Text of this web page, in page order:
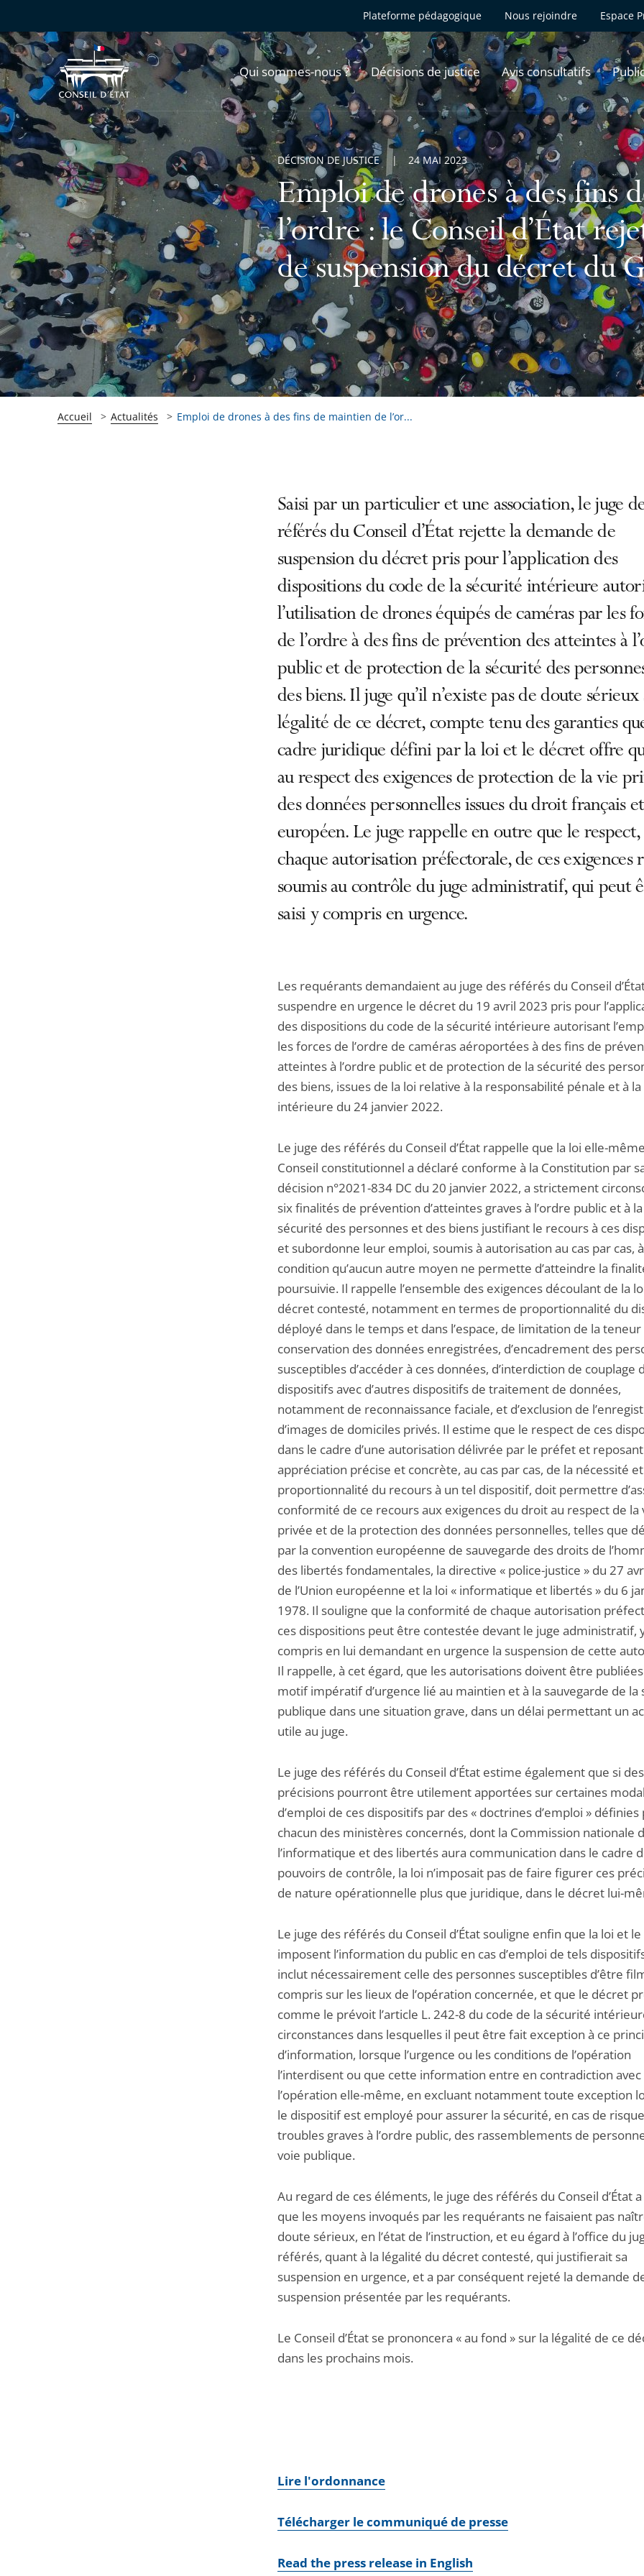
Plateforme pédagogique Nous rejoindre Espace
Qui sommes-nous ? Décisions de justice Avis consultatifs
Emploi de drones à des fins
l’ordre : le Conseil d’État
de suspension du décret du
DÉCISION DE JUSTICE 24 MAI 2023
Accueil Actualités Emploi de drones à des fins de maintien de l’or...
Saisi par un particulier et une association, le juge
référés du Conseil d’État rejette la demande de
suspension du décret pris pour l’application des
dispositions du code de la sécurité intérieure
l’utilisation de drones équipés de caméras par les
de l’ordre à des fins de prévention des atteintes à
public et de protection de la sécurité des
des biens. Il juge qu’il n’existe pas de doute
légalité de ce décret, compte tenu des garanties
cadre juridique défini par la loi et le décret offre
au respect des exigences de protection de la vie
des données personnelles issues du droit français et
européen. Le juge rappelle en outre que le
chaque autorisation préfectorale, de ces exigences
soumis au contrôle du juge administratif, qui peut
saisi y compris en urgence.
Les requérants demandaient au juge des référés du Conseil
suspendre en urgence le décret du 19 avril 2023 pris pour
des dispositions du code de la sécurité intérieure autorisant
les forces de l’ordre de caméras aéroportées à des fins de
atteintes à l’ordre public et de protection de la sécurité des
des biens, issues de la loi relative à la responsabilité pénale et à
intérieure du 24 janvier 2022.
Le juge des référés du Conseil d’État rappelle que la loi elle-
Conseil constitutionnel a déclaré conforme à la Constitution par
décision n°2021-834 DC du 20 janvier 2022, a strictement
six finalités de prévention d’atteintes graves à l’ordre public et à la
sécurité des personnes et des biens justifiant le recours à ces
et subordonne leur emploi, soumis à autorisation au cas par cas,
condition qu’aucun autre moyen ne permette d’atteindre la
poursuivie. Il rappelle l’ensemble des exigences découlant de la
décret contesté, notamment en termes de proportionnalité du
déployé dans le temps et dans l’espace, de limitation de la teneur
conservation des données enregistrées, d’encadrement des
susceptibles d’accéder à ces données, d’interdiction de couplage
dispositifs avec d’autres dispositifs de traitement de données,
notamment de reconnaissance faciale, et d’exclusion de
d’images de domiciles privés. Il estime que le respect de ces
dans le cadre d’une autorisation délivrée par le préfet et
appréciation précise et concrète, au cas par cas, de la nécessité
proportionnalité du recours à un tel dispositif, doit permettre
conformité de ce recours aux exigences du droit au respect de la
privée et de la protection des données personnelles, telles que
par la convention européenne de sauvegarde des droits de
des libertés fondamentales, la directive « police-justice » du 27
de l’Union européenne et la loi « informatique et libertés » du 6
1978. Il souligne que la conformité de chaque autorisation
ces dispositions peut être contestée devant le juge administratif,
compris en lui demandant en urgence la suspension de cette
Il rappelle, à cet égard, que les autorisations doivent être
motif impératif d’urgence lié au maintien et à la sauvegarde de la
publique dans une situation grave, dans un délai permettant un
utile au juge.
Le juge des référés du Conseil d’État estime également que si des
précisions pourront être utilement apportées sur certaines
d’emploi de ces dispositifs par des « doctrines d’emploi » définies
chacun des ministères concernés, dont la Commission nationale
l’informatique et des libertés aura communication dans le cadre
pouvoirs de contrôle, la loi n’imposait pas de faire figurer ces
de nature opérationnelle plus que juridique, dans le décret lui-
Le juge des référés du Conseil d’État souligne enfin que la loi et
imposent l’information du public en cas d’emploi de tels
inclut nécessairement celle des personnes susceptibles d’être
compris sur les lieux de l’opération concernée, et que le décret
comme le prévoit l’article L. 242-8 du code de la sécurité
circonstances dans lesquelles il peut être fait exception à ce
d’information, lorsque l’urgence ou les conditions de l’opération
l’interdisent ou que cette information entre en contradiction avec
l’opération elle-même, en excluant notamment toute exception
le dispositif est employé pour assurer la sécurité, en cas de
troubles graves à l’ordre public, des rassemblements de
voie publique.
Au regard de ces éléments, le juge des référés du Conseil d’État
que les moyens invoqués par les requérants ne faisaient pas
doute sérieux, en l’état de l’instruction, et eu égard à l’office du
référés, quant à la légalité du décret contesté, qui justifierait sa
suspension en urgence, et a par conséquent rejeté la demande
suspension présentée par les requérants.
Le Conseil d’État se prononcera « au fond » sur la légalité de ce
dans les prochains mois.
Lire l'ordonnance
Télécharger le communiqué de presse
Read the press release in English